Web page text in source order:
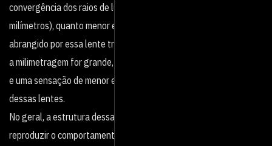
convergência dos raios de luz, até o sensor da câmera em
milímetros), quanto menor essa distância, maior o ângulo que será
abrangido por essa lente trazendo uma impressão de espaço. Se
a milimetragem for grande, haverá uma aproximação do assunto,
e uma sensação de menor espaço devido ao ângulo mais limitado
dessas lentes.
No geral, a estrutura dessas lentes é construída de maneira a
reproduzir o comportamento do olho humano, na qual os raios de